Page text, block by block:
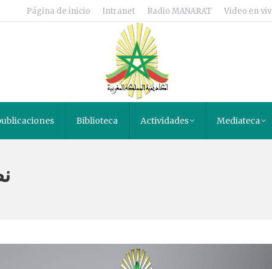
Página de inicio Intranet Radio MANARAT Video en
Biblioteca Actividades Mediateca